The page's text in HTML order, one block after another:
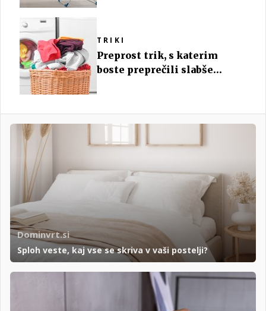
TRIKI
Preprost trik, s katerim
boste preprečili slabše
Dominvrt.si
Sploh veste, kaj vse se skriva v vaši postelji?